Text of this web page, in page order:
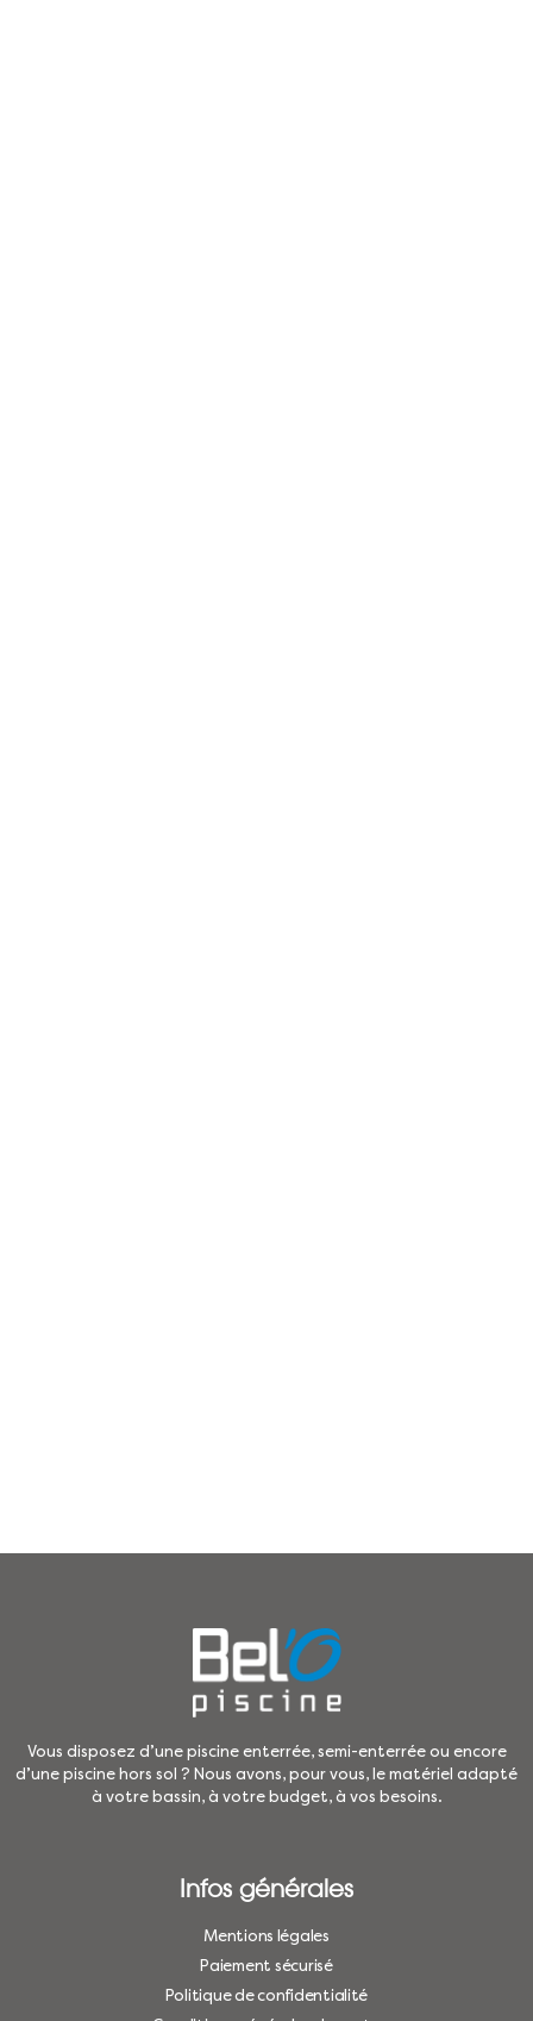
Vous disposez d’une piscine enterrée, semi-enterrée ou encore
d’une piscine hors sol ? Nous avons, pour vous, le matériel adapté
à votre bassin, à votre budget, à vos besoins.
Infos générales
Mentions légales
Paiement sécurisé
Politique de confidentialité